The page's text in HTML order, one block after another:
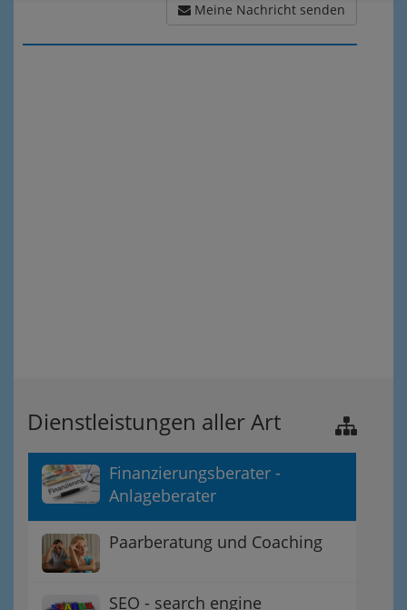
Meine Nachricht senden
Dienstleistungen aller Art
Finanzierungsberater -
Anlageberater
Paarberatung und Coaching
SEO - search engine